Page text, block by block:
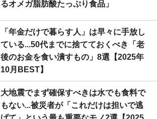
るオメガ脂肪酸たっぷり食品」
「年金だけで暮らす人」は早々に手放し
ている...50代までに捨てておくべき「老
後のお金を食い潰すもの」8選【2025年
10月BEST】
大地震でまず確保すべきは水でも食料で
もない...被災者が「これだけは担いで逃